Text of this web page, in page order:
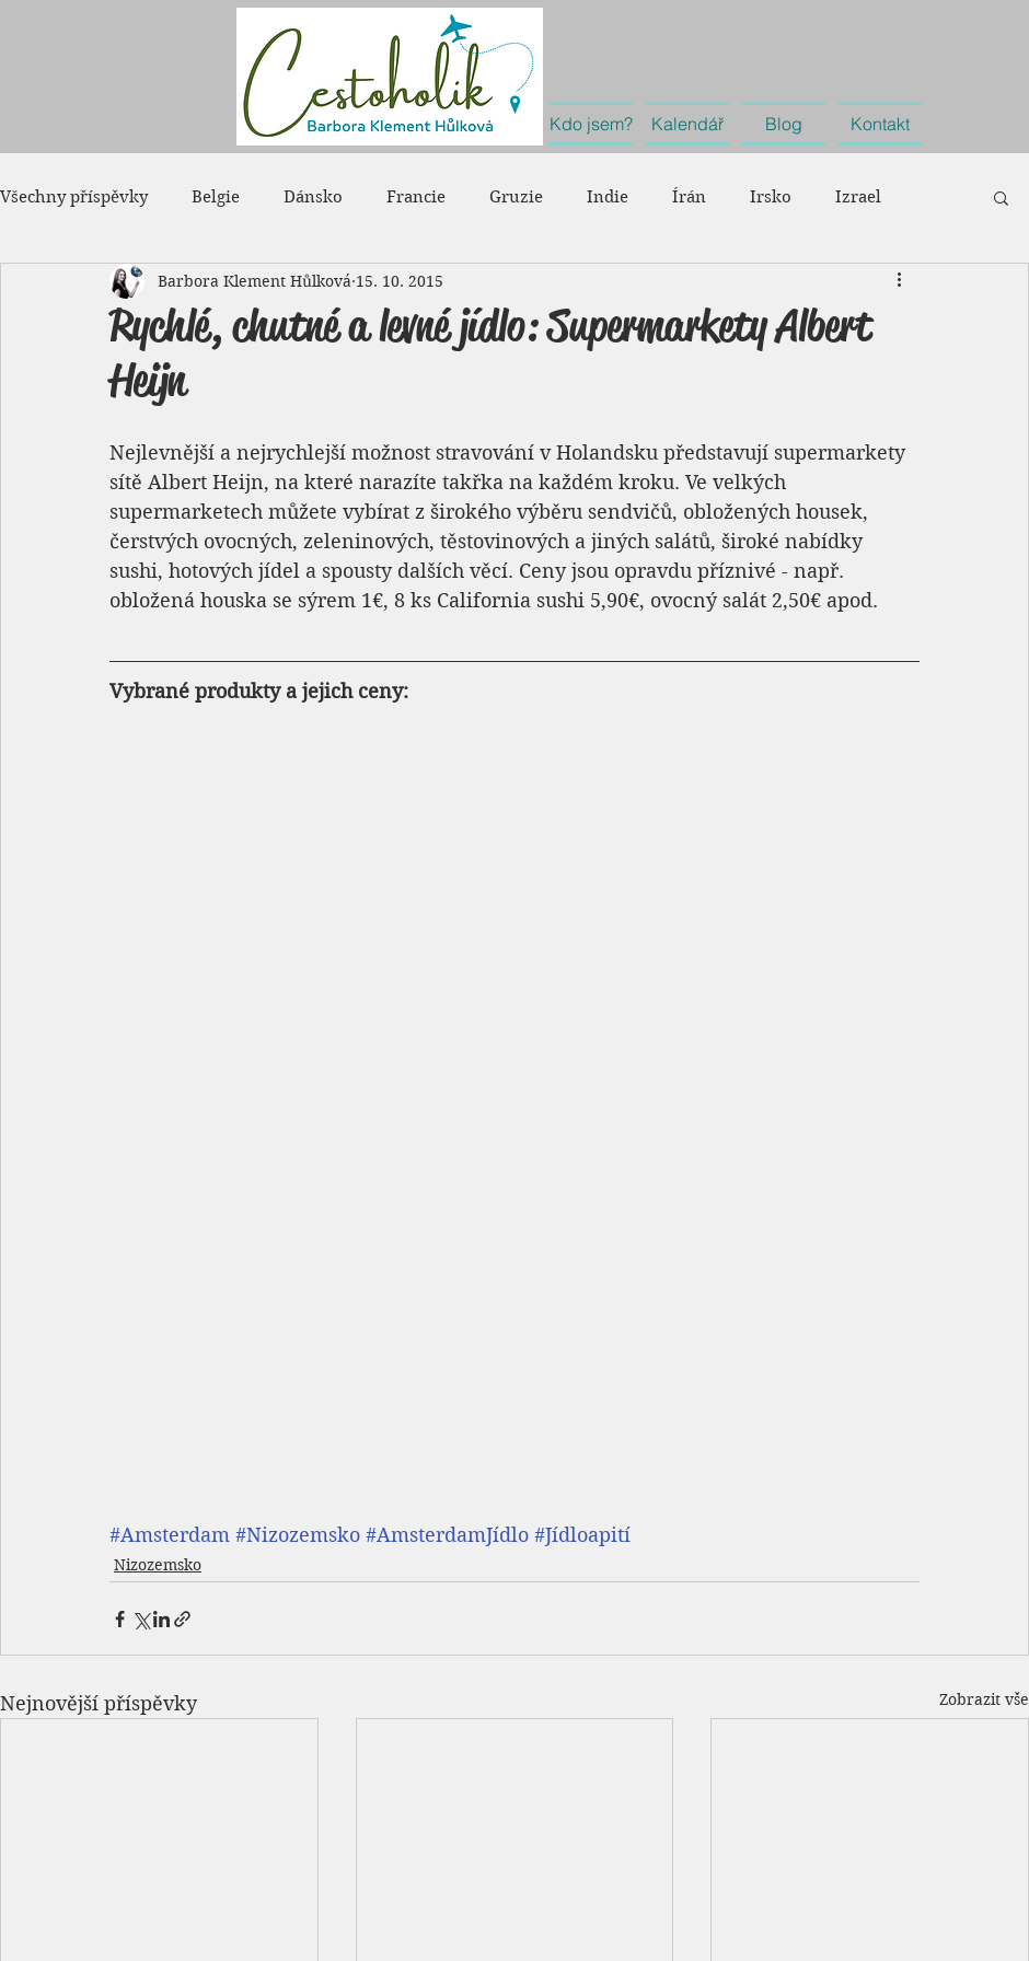
Kdo jsem? Kalendář Blog Kontakt
Všechny příspěvky Belgie Dánsko Francie Gruzie Indie Írán Irsko Izrael
Japonsko Kanada Maďarsko Monako Rakousko
Rumunsko Rusko
Rychlé, chutné a levné jídlo: Supermarkety Albert
Heijn
Barbora Klement Hůlková 15. 10. 2015
Nejlevnější a nejrychlejší možnost stravování v Holandsku představují supermarkety
sítě Albert Heijn, na které narazíte takřka na každém kroku. Ve velkých
supermarketech můžete vybírat z širokého výběru sendvičů, obložených housek,
čerstvých ovocných, zeleninových, těstovinových a jiných salátů, široké nabídky
sushi, hotových jídel a spousty dalších věcí. Ceny jsou opravdu příznivé - např.
obložená houska se sýrem 1€, 8 ks California sushi 5,90€, ovocný salát 2,50€ apod.
Vybrané produkty a jejich ceny:
#Amsterdam #Nizozemsko #AmsterdamJídlo #Jídloapití
Nizozemsko
Nejnovější příspěvky Zobrazit vše